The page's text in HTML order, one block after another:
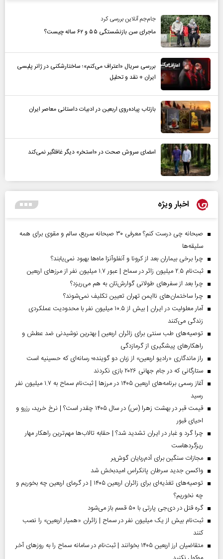
جام‌جم آنلاین بررسی کرد
ماجرای سن بازنشستگی ۵۵ و ۶۲ ساله چیست؟
بررسی سریال «اعتراف می‌کنم»؛ ساختارشکنی در ژانر پلیسی
ایران + نقد و تحلیل
بازتاب پیاده‌روی اربعین در ادبیات داستانی معاصر ایران
امضای سروش صحت در «استخر» دیگر غافلگیر نمی‌کند
اخبار ویژه
صبحانه چی درست کنم؟ معرفی ۳۰ صبحانه سریع، سالم و مقوی برای همه
سلیقه‌ها
چرا برخی بیماران بعد از کرونا و آنفلوآنزا ماه‌ها بهبود نمی‌یابند؟
ثبت‌نام ۲.۵ میلیون زائر در سماح | عبور ۱.۷ میلیون نفر از مرز‌های اربعین
چرا بعد از سفرهای طولانی گوارش‌تان به هم می‌ریزد؟
چرا ساختمان‌های ناایمن تهران تعیین تکلیف نمی‌شوند؟
آمار معلولیت در ایران | بیش از ۱۰.۵ میلیون نفر با محدودیت عملکردی
زندگی می‌کنند
توصیه‌های طب سنتی برای زائران اربعین | بهترین نوشیدنی ضد عطش و
راهکارهای پیشگیری از گرمازدگی
راز ماندگاری «رادیو اربعین» از زبان دو گوینده؛ رسانه‌ای که حسینیه است
ستارگانی که در جام جهانی ۲۰۲۶ بازی نکردند
آغاز رسمی برنامه‌های اربعین ۱۴۰۵ در مرز‌ها | ثبت‌نام سماح به ۱.۷ میلیون نفر
رسید
قیمت قبر در بهشت زهرا (س) در سال ۱۴۰۵ چقدر است؟ | نرخ خرید، رزرو و
احیای قبور
چرا گرد و غبار در ایران تشدید شد؟ | حقابه تالاب‌ها مهم‌ترین راهکار مهار
ریزگردهاست
مجازات سنگین برای آدم‌ربایان گوش‌بر
واکسن جدید سرطان پانکراس امیدبخش شد
توصیه‌های تغذیه‌ای برای زائران اربعین ۱۴۰۵ | در گرمای اربعین چه بخوریم و
چه نخوریم؟
گره قتل در دی‌جی پارتی با ۵۰ قسم باز می‌شود
ثبت‌نام بیش از یک میلیون نفر در سماح | زائران «همیار اربعین» را نصب
کنند
متقاضیان ارز اربعین ۱۴۰۵ بخوانند | ثبت‌نام در سامانه سماح را به روز‌های آخر